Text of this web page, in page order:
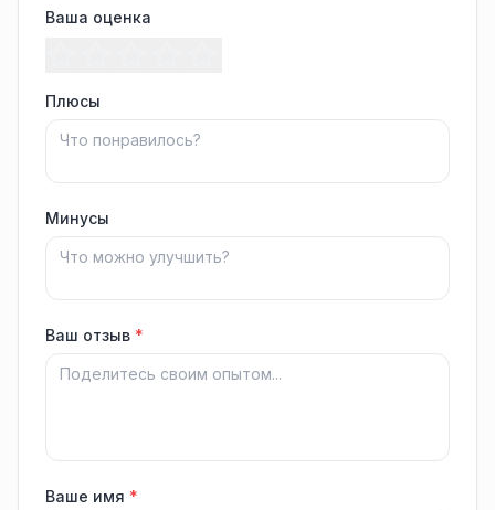
Ваша оценка
Плюсы
Минусы
Ваш отзыв *
Ваше имя *